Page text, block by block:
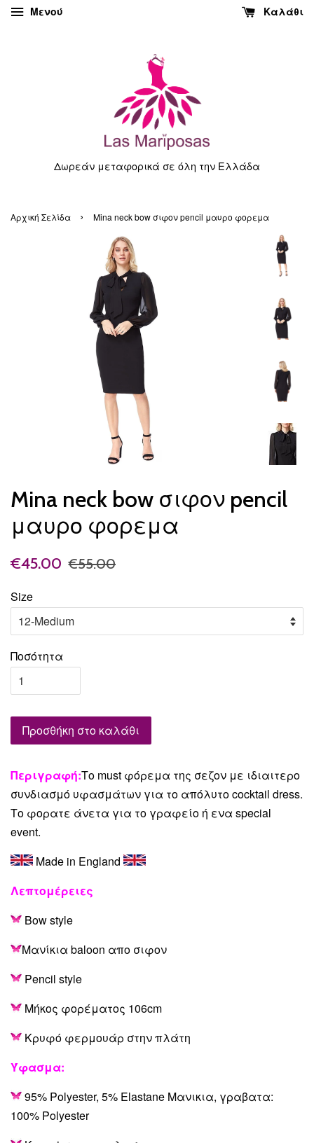
Μενού Καλάθι
Δωρεάν μεταφορικά σε όλη την Ελλάδα
Αρχική Σελίδα › Mina neck bow σιφον pencil μαυρο φορεμα
Mina neck bow σιφον pencil
μαυρο φορεμα
€45.00 €55.00
Size
Ποσότητα
Προσθήκη στο καλάθι
Περιγραφή:Το must φόρεμα της σεζον με ιδιαιτερο
συνδιασμό υφασμάτων για το απόλυτο cocktail dress.
Το φορατε άνετα για το γραφείο ή ενα special
event.
Made in England
Λεπτομέρειες
Bow style
Μανίκια baloon απο σιφον
Pencil style
Μήκος φορέματος 106cm
Κρυφό φερμουάρ στην πλάτη
Ύφασμα:
95% Polyester, 5% Elastane Μανικια, γραβατα:
100% Polyester